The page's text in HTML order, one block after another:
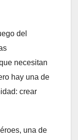
del
necesitan
hay una de
crear
una de